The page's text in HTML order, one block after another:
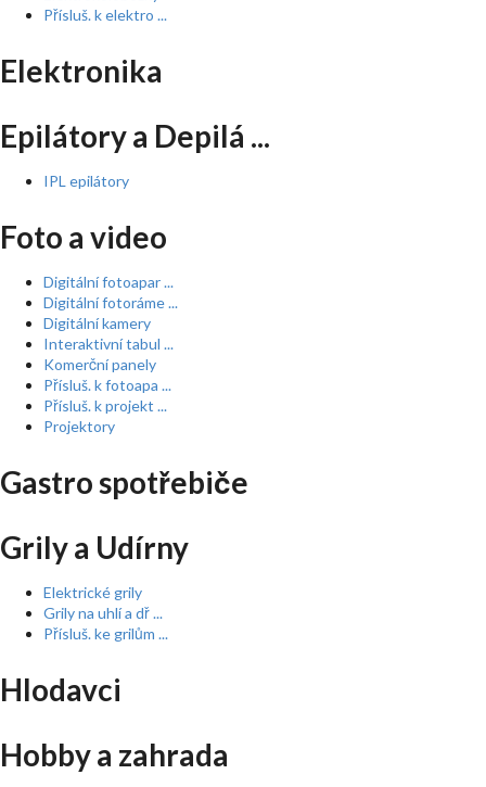
Přísluš. k elektro ...
Elektronika
Epilátory a Depilá ...
IPL epilátory
Foto a video
Digitální fotoapar ...
Digitální fotoráme ...
Digitální kamery
Interaktivní tabul ...
Komerční panely
Přísluš. k fotoapa ...
Přísluš. k projekt ...
Projektory
Gastro spotřebiče
Grily a Udírny
Elektrické grily
Grily na uhlí a dř ...
Přísluš. ke grilům ...
Hlodavci
Hobby a zahrada